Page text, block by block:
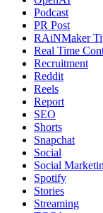
Podcast
PR Post
RAiNMaker
Real Time
Recruitment
Reddit
Reels
Report
SEO
Shorts
Snapchat
Social
Social
Spotify
Stories
Streaming